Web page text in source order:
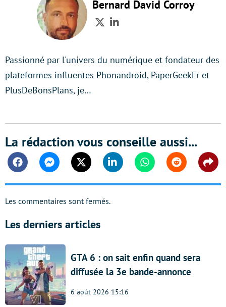
Bernard David Corroy
TwitterLinkedIn
Passionné par l'univers du numérique et fondateur des
plateformes influentes Phonandroid, PaperGeekFr et
PlusDeBonsPlans, je…
La rédaction vous conseille aussi...
FacebookMessengerTwitter Linkedin WhatsappReddit
Les commentaires sont fermés.
Les derniers articles
GTA 6 : on sait enfin quand sera
diffusée la 3e bande-annonce
6 août 2026 15:16